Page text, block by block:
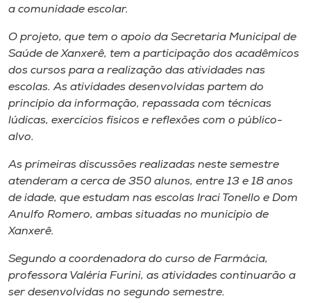
Selecione
a comunidade escolar.
O projeto, que tem o apoio da Secretaria Municipal de
Saúde de Xanxerê, tem a participação dos acadêmicos
dos cursos para a realização das atividades nas
escolas. As atividades desenvolvidas partem do
princípio da informação, repassada com técnicas
lúdicas, exercícios físicos e reflexões com o público-
alvo.
As primeiras discussões realizadas neste semestre
atenderam a cerca de 350 alunos, entre 13 e 18 anos
de idade, que estudam nas escolas Iraci Tonello e Dom
Anulfo Romero, ambas situadas no município de
Xanxerê.
Segundo a coordenadora do curso de Farmácia,
professora Valéria Furini, as atividades continuarão a
ser desenvolvidas no segundo semestre.